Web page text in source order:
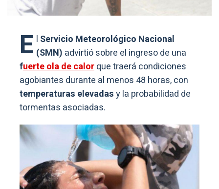
E l Servicio Meteorológico Nacional
(SMN) advirtió sobre el ingreso de una
fuerte ola de calorque traerá condiciones
agobiantes durante al menos 48 horas, con
temperaturas elevadasy la probabilidad de
tormentas asociadas.